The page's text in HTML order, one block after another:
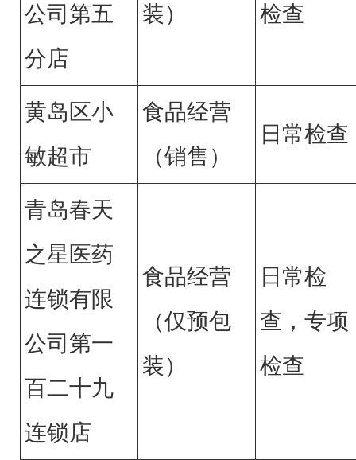
公司第五
分店
装）
检查
黄岛区小
敏超市
食品经营
（销售）
日常检查
青岛春天
之星医药
连锁有限
公司第一
百二十九
连锁店
食品经营
（仅预包
装）
日常检
查，专项
检查